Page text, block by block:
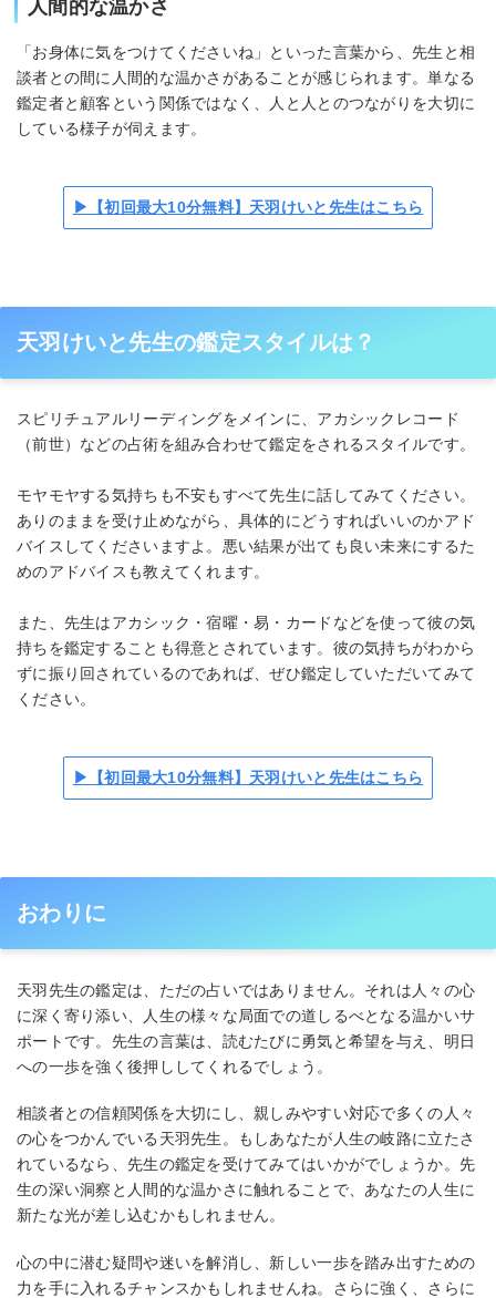
人間的な温かさ
「お身体に気をつけてくださいね」といった言葉から、先生と相
談者との間に人間的な温かさがあることが感じられます。単なる
鑑定者と顧客という関係ではなく、人と人とのつながりを大切に
している様子が伺えます。
▶【初回最大10分無料】天羽けいと先生はこちら
天羽けいと先生の鑑定スタイルは？
スピリチュアルリーディングをメインに、アカシックレコード
（前世）などの占術を組み合わせて鑑定をされるスタイルです。
モヤモヤする気持ちも不安もすべて先生に話してみてください。
ありのままを受け止めながら、具体的にどうすればいいのかアド
バイスしてくださいますよ。悪い結果が出ても良い未来にするた
めのアドバイスも教えてくれます。
また、先生はアカシック・宿曜・易・カードなどを使って彼の気
持ちを鑑定することも得意とされています。彼の気持ちがわから
ずに振り回されているのであれば、ぜひ鑑定していただいてみて
ください。
▶【初回最大10分無料】天羽けいと先生はこちら
おわりに
天羽先生の鑑定は、ただの占いではありません。それは人々の心
に深く寄り添い、人生の様々な局面での道しるべとなる温かいサ
ポートです。先生の言葉は、読むたびに勇気と希望を与え、明日
への一歩を強く後押ししてくれるでしょう。
相談者との信頼関係を大切にし、親しみやすい対応で多くの人々
の心をつかんでいる天羽先生。もしあなたが人生の岐路に立たさ
れているなら、先生の鑑定を受けてみてはいかがでしょうか。先
生の深い洞察と人間的な温かさに触れることで、あなたの人生に
新たな光が差し込むかもしれません。
心の中に潜む疑問や迷いを解消し、新しい一歩を踏み出すための
力を手に入れるチャンスかもしれませんね。さらに強く、さらに